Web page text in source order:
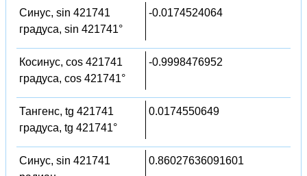
Синус, sin 421741
градуса, sin 421741°
-0.0174524064
Косинус, cos 421741
градуса, cos 421741°
-0.9998476952
Тангенс, tg 421741
градуса, tg 421741°
0.0174550649
Синус, sin 421741
0.86027636091601